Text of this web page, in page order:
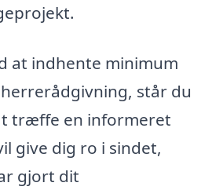
at indhente minimum
står du
træffe en informeret
give dig ro i sindet,
gjort dit